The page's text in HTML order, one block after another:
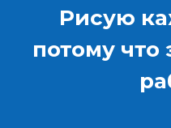
Рисую
потому что